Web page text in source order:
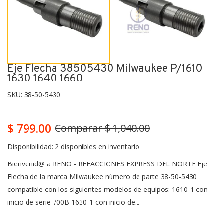
Eje Flecha 38505430 Milwaukee P/1610
1630 1640 1660
SKU: 38-50-5430
$ 799.00 Comparar $ 1,040.00
Disponibilidad: 2 disponibles en inventario
Bienvenid@ a RENO - REFACCIONES EXPRESS DEL NORTE Eje
Flecha de la marca Milwaukee número de parte 38-50-5430
compatible con los siguientes modelos de equipos: 1610-1 con
inicio de serie 700B 1630-1 con inicio de...